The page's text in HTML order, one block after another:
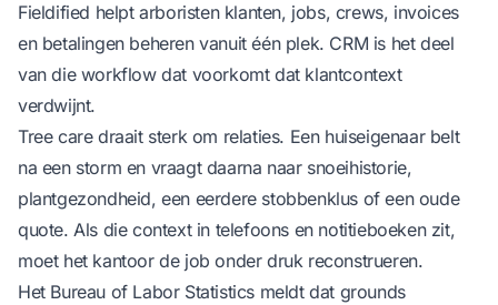
Fieldified helpt arboristen klanten, jobs, crews, invoices
en betalingen beheren vanuit één plek. CRM is het deel
van die workflow dat voorkomt dat klantcontext
verdwijnt.
Tree care draait sterk om relaties. Een huiseigenaar belt
na een storm en vraagt daarna naar snoeihistorie,
plantgezondheid, een eerdere stobbenklus of een oude
quote. Als die context in telefoons en notitieboeken zit,
moet het kantoor de job onder druk reconstrueren.
Het Bureau of Labor Statistics meldt dat grounds